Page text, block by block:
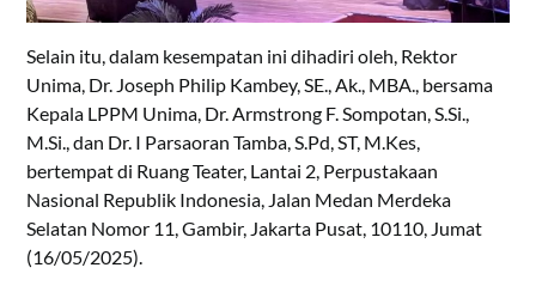
Selain itu, dalam kesempatan ini dihadiri oleh, Rektor
Unima, Dr. Joseph Philip Kambey, SE., Ak., MBA., bersama
Kepala LPPM Unima, Dr. Armstrong F. Sompotan, S.Si.,
M.Si., dan Dr. I Parsaoran Tamba, S.Pd, ST, M.Kes,
bertempat di Ruang Teater, Lantai 2, Perpustakaan
Nasional Republik Indonesia, Jalan Medan Merdeka
Selatan Nomor 11, Gambir, Jakarta Pusat, 10110, Jumat
(16/05/2025).